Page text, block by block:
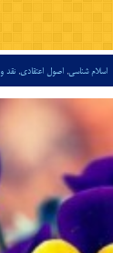
اسلام شناسی, اصول اعتقادی, نقد